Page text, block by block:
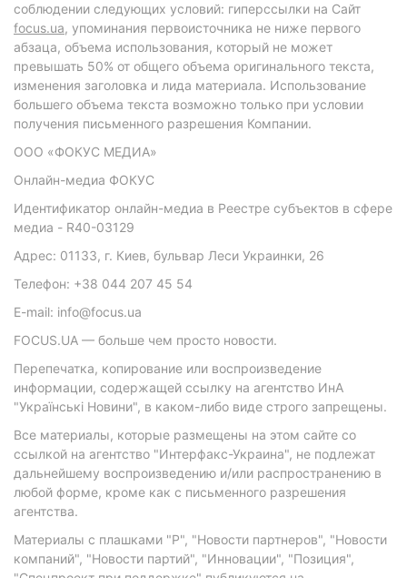
соблюдении следующих условий: гиперссылки на Сайт
focus.ua, упоминания первоисточника не ниже первого
абзаца, объема использования, который не может
превышать 50% от общего объема оригинального текста,
изменения заголовка и лида материала. Использование
большего объема текста возможно только при условии
получения письменного разрешения Компании.
ООО «ФОКУС МЕДИА»
Онлайн-медиа ФОКУС
Идентификатор онлайн-медиа в Реестре субъектов в сфере
медиа - R40-03129
Адрес: 01133, г. Киев, бульвар Леси Украинки, 26
Телефон: +38 044 207 45 54
E-mail: info@focus.ua
FOCUS.UA — больше чем просто новости.
Перепечатка, копирование или воспроизведение
информации, содержащей ссылку на агентство ИнА
"Українські Новини", в каком-либо виде строго запрещены.
Все материалы, которые размещены на этом сайте со
ссылкой на агентство "Интерфакс-Украина", не подлежат
дальнейшему воспроизведению и/или распространению в
любой форме, кроме как с письменного разрешения
агентства.
Материалы с плашками "Р", "Новости партнеров", "Новости
компаний", "Новости партий", "Инновации", "Позиция",